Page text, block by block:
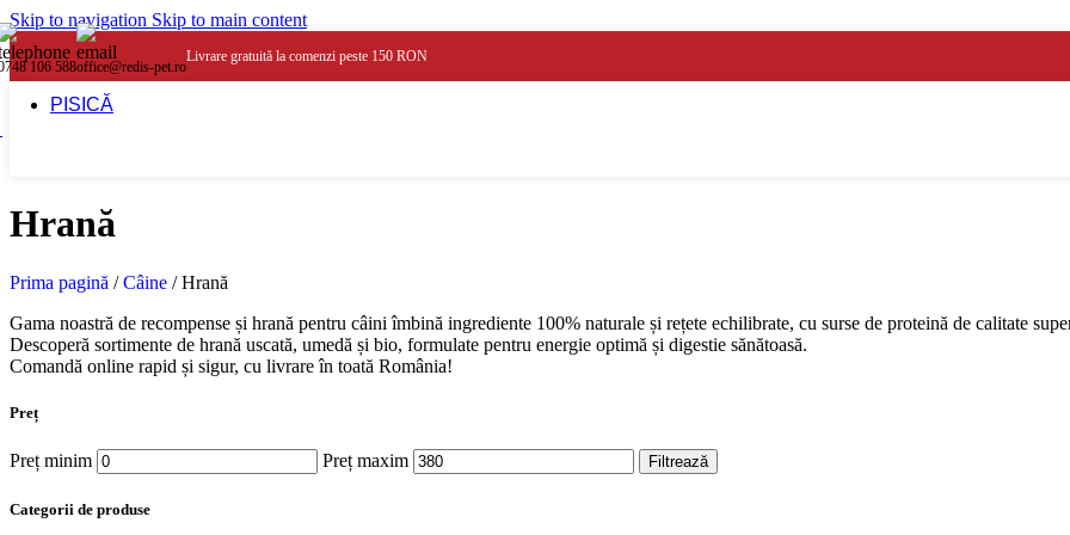
Skip to navigation Skip to main content
106 588office@redis-pet.ro
Livrare gratuită la comenzi peste 150 RON
15,00 lei
Recompense câini, Tail Swingers, sticks pufoase pui & cartof dulce, 22.5g
229,00lei
PISICĂ
Hrană uscată
Cosmetice
Hrană
Prima pagină / Câine / Hrană
Gama noastră de recompense și hrană pentru câini îmbină ingrediente 100% naturale și rețete echilibrate, cu surse de proteină de calitate
Descoperă sortimente de hrană uscată, umedă și bio, formulate pentru energie optimă și digestie sănătoasă.
Comandă online rapid și sigur, cu livrare în toată România!
Preț
Preț minim Preț maxim Filtrează
Categorii de produse